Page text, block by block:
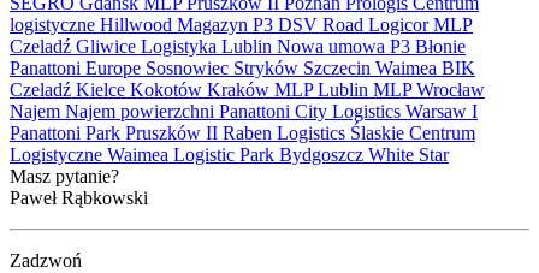
logistyczne Hillwood Magazyn P3 DSV Road LogicorMLP
Czeladź Gliwice Logistyka Lublin Nowa umowa P3 Błonie
Panattoni Europe Sosnowiec Stryków Szczecin Waimea BIK
Czeladź Kielce Kokotów Kraków MLP Lublin MLP Wrocław
Najem Najem powierzchni Panattoni City Logistics Warsaw I
Panattoni Park Pruszków II Raben Logistics Ślaskie Centrum
Logistyczne Waimea Logistic Park Bydgoszcz White Star
Masz pytanie?
Paweł Rąbkowski
Zadzwoń